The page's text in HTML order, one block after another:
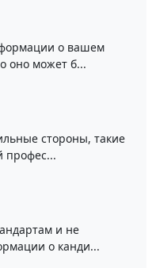
о вашем
оно может б...
стороны, такие
профес...
и не
о канди...